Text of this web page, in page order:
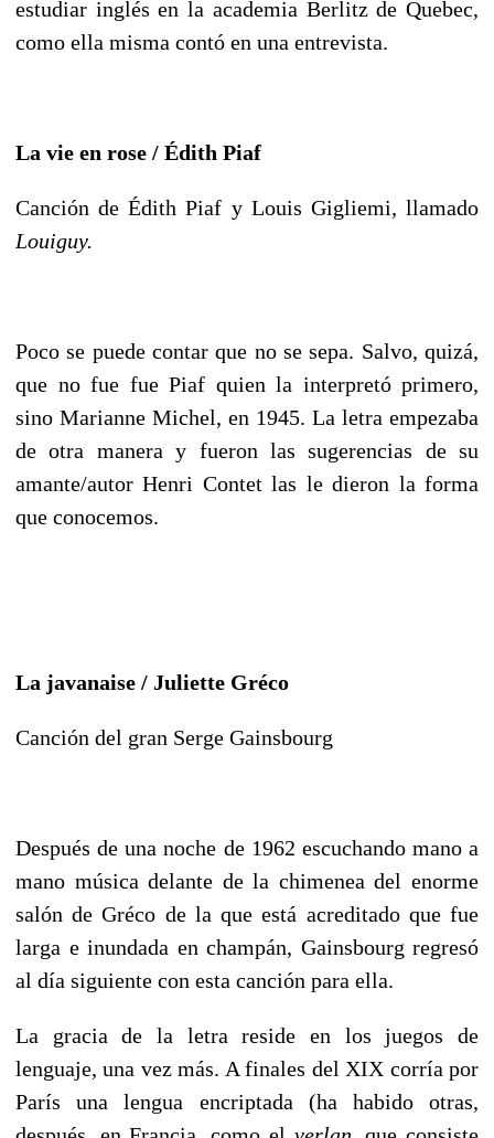
estudiar inglés en la academia Berlitz de Quebec,
como ella misma contó en una entrevista.
La vie en rose / Édith Piaf
Canción de Édith Piaf y Louis Gigliemi, llamado
Louiguy.
Poco se puede contar que no se sepa. Salvo, quizá,
que no fue fue Piaf quien la interpretó primero,
sino Marianne Michel, en 1945. La letra empezaba
de otra manera y fueron las sugerencias de su
amante/autor Henri Contet las le dieron la forma
que conocemos.
La javanaise / Juliette Gréco
Canción del gran Serge Gainsbourg
Después de una noche de 1962 escuchando mano a
mano música delante de la chimenea del enorme
salón de Gréco de la que está acreditado que fue
larga e inundada en champán, Gainsbourg regresó
al día siguiente con esta canción para ella.
La gracia de la letra reside en los juegos de
lenguaje, una vez más. A finales del XIX corría por
París una lengua encriptada (ha habido otras,